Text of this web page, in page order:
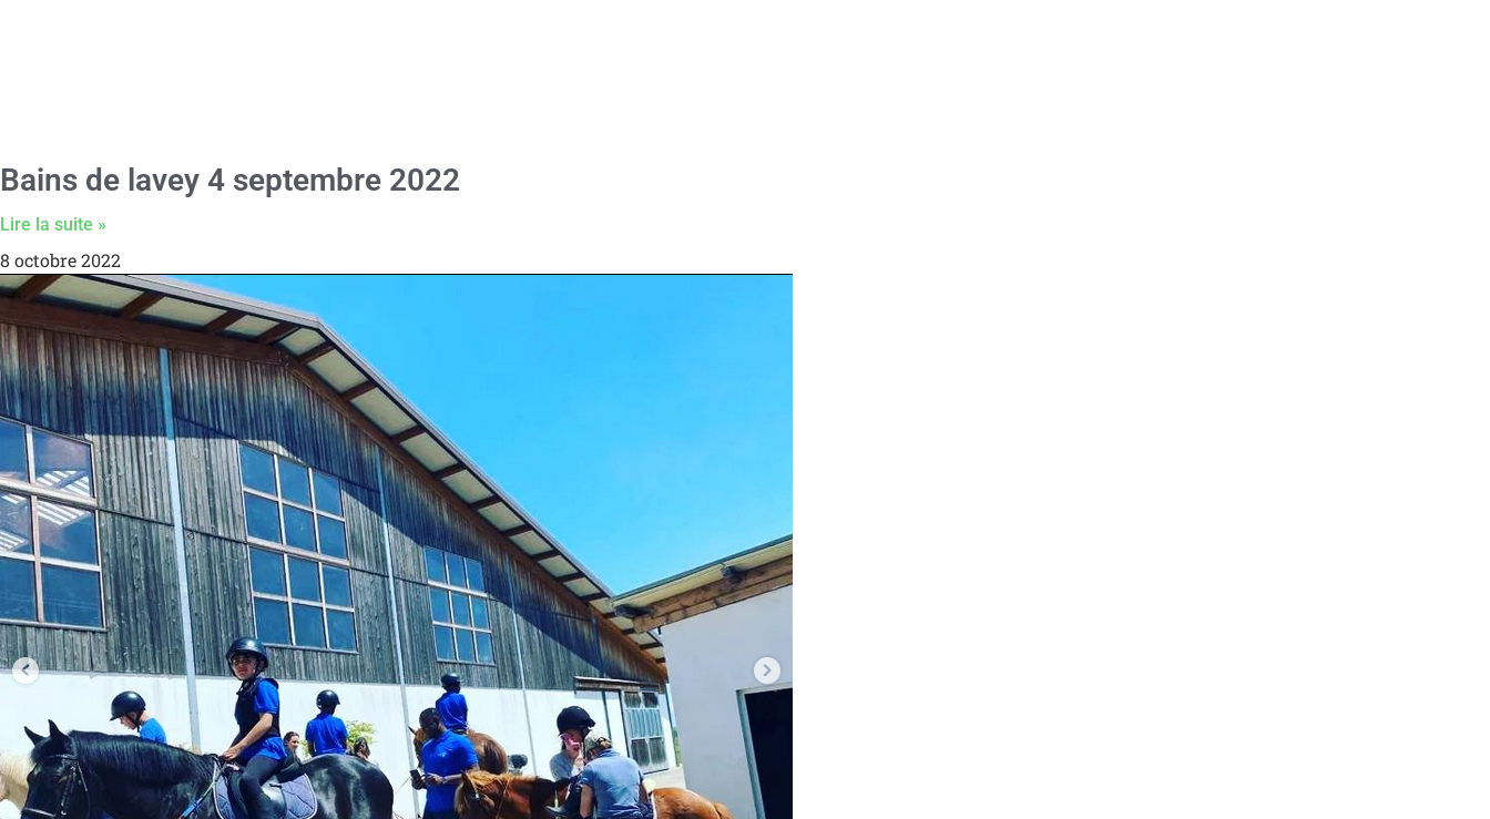
Bains de lavey 4 septembre 2022
Lire la suite »
8 octobre 2022